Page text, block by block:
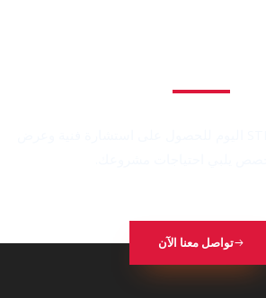
تواصل معنا الآن